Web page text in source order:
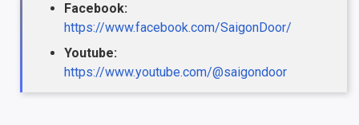
Facebook:
https://www.facebook.com/SaigonDoor/
Youtube:
https://www.youtube.com/@saigondoor